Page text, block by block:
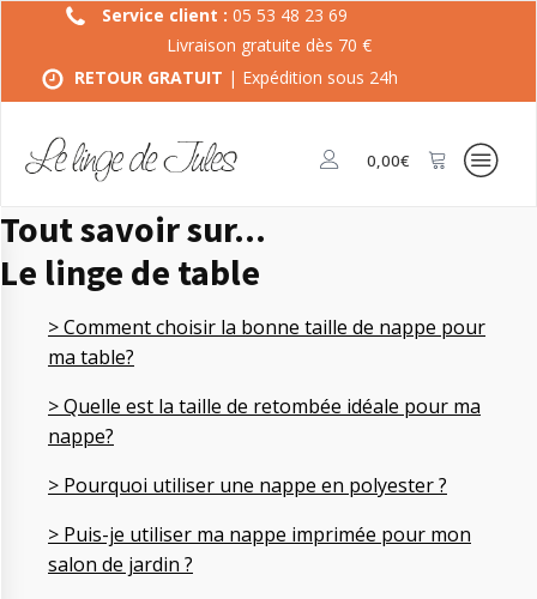
Service client : 05 53 48 23 69
Livraison gratuite dès 70 €
RETOUR GRATUIT | Expédition sous 24h
0,00€
Tout savoir sur...
Le linge de table
>Comment choisir la bonne taille de nappe pour
ma table?
> Quelle est la taille de retombée idéale pour ma
nappe?
> Pourquoi utiliser une nappe en polyester ?
> Puis-je utiliser ma nappe imprimée pour mon
salon de jardin ?